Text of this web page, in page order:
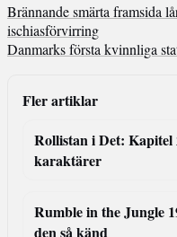
Brännande smärta framsida
ischiasförvirring
Danmarks första kvinnliga
Fler artiklar
Rollistan i Det: Kapitel
karaktärer
Rumble in the Jungle
den så känd